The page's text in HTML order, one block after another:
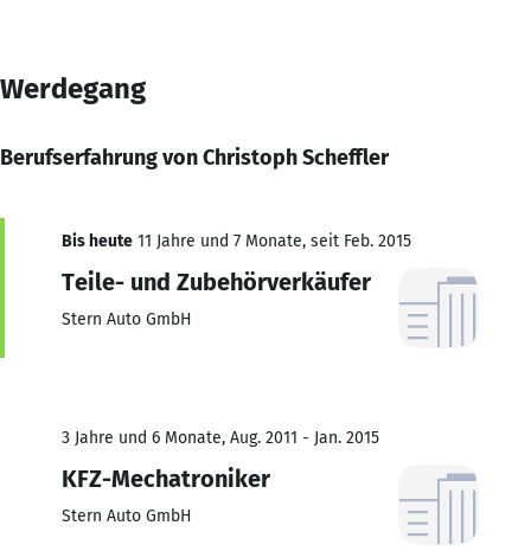
Werdegang
Berufserfahrung von Christoph Scheffler
Bis heute 11 Jahre und 7 Monate, seit Feb. 2015
Teile- und Zubehörverkäufer
Stern Auto GmbH
3 Jahre und 6 Monate, Aug. 2011 - Jan. 2015
KFZ-Mechatroniker
Stern Auto GmbH